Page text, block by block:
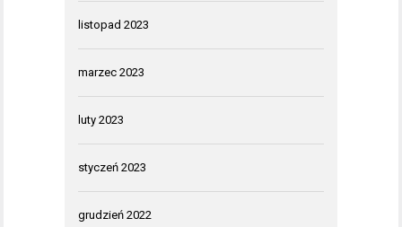
listopad 2023
marzec 2023
luty 2023
styczeń 2023
grudzień 2022